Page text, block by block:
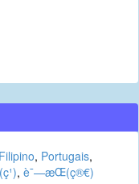
Filipino, Portugais,
, è¯—æ­Œ(ç®€)